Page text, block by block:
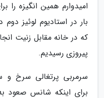
امیدوارم همین انگیزه را
بار در استادیوم لوئیز
پیروزی رسیدیم.
سرمربی پرتغالی سرخ و
برای اینکه شانس صعود